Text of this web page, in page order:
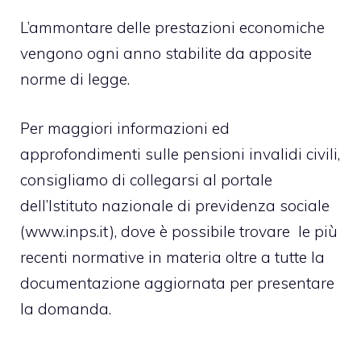
L’ammontare delle prestazioni economiche
vengono ogni anno stabilite da apposite
norme di legge.
Per maggiori informazioni ed
approfondimenti sulle pensioni invalidi civili,
consigliamo di collegarsi al portale
dell’Istituto nazionale di previdenza sociale
(www.inps.it), dove è possibile trovare le più
recenti normative in materia oltre a tutte la
documentazione aggiornata per presentare
la domanda.